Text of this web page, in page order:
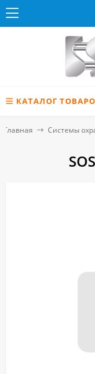
КАТАЛОГ
Главная Системы